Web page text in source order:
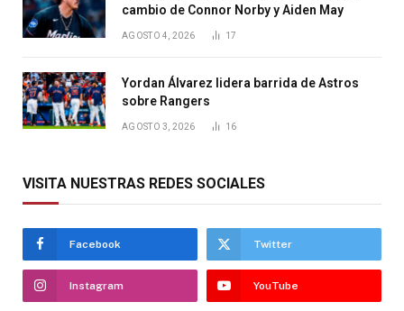
cambio de Connor Norby y Aiden May
AGOSTO 4, 2026 17
Yordan Álvarez lidera barrida de Astros
sobre Rangers
AGOSTO 3, 2026 16
VISITA NUESTRAS REDES SOCIALES
Facebook Twitter
Instagram YouTube